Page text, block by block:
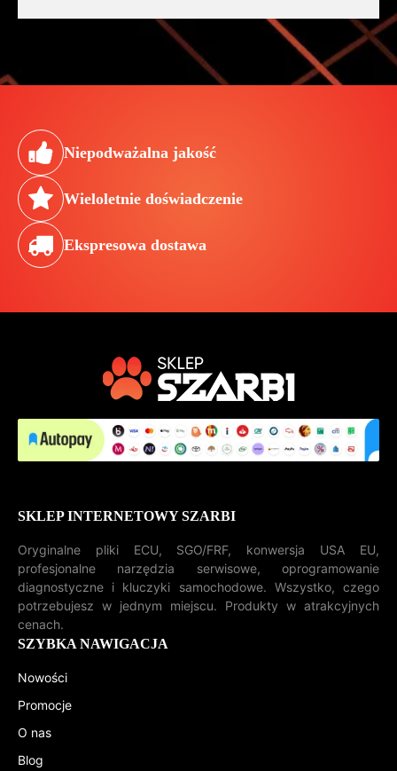
Niepodważalna jakość
Wieloletnie doświadczenie
Ekspresowa dostawa
SKLEP INTERNETOWY SZARBI
Oryginalne pliki ECU, SGO/FRF, konwersja USA EU,
profesjonalne narzędzia serwisowe, oprogramowanie
diagnostyczne i kluczyki samochodowe. Wszystko, czego
potrzebujesz w jednym miejscu. Produkty w atrakcyjnych
cenach.
SZYBKA NAWIGACJA
Nowości
Promocje
O nas
Blog